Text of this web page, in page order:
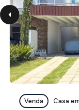
Venda Casa